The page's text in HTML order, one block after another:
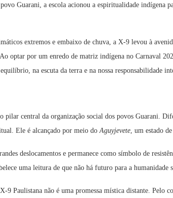
Guarani, a escola acionou a espiritualidade indígena
extremos e embaixo de chuva, a X-9 levou à
optar por um enredo de matriz indígena no Carnaval
na escuta da terra e na nossa responsabilidade
pilar central da organização social dos povos Guarani.
Ele é alcançado por meio do Aguyjevete , um estado
deslocamentos e permanece como símbolo de
uma leitura de que não há futuro para a humanidade
X-9 Paulistana não é uma promessa mística distante. Pelo